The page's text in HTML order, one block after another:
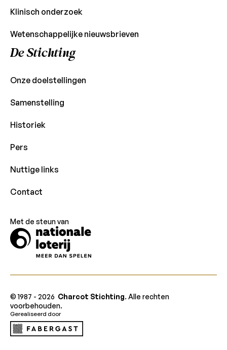
Klinisch onderzoek
Wetenschappelijke nieuwsbrieven
De Stichting
Onze doelstellingen
Samenstelling
Historiek
Pers
Nuttige links
Contact
Met de steun van
© 1987 - 2026 Charcot Stichting. Alle rechten
voorbehouden.
Gerealiseerd door